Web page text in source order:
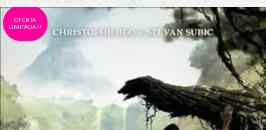
OFERTA
LIMITADA!!!